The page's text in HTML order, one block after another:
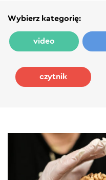
Wybierz kategorię:
video
czytnik